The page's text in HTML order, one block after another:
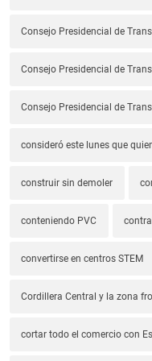
Consejo Presidencial de
Consejo Presidencial de
Consejo Presidencial de
consideró este lunes que
construir sin demoler
conteniendo PVC
convertirse en centros STEM
Cordillera Central y la zona
cortar todo el comercio con